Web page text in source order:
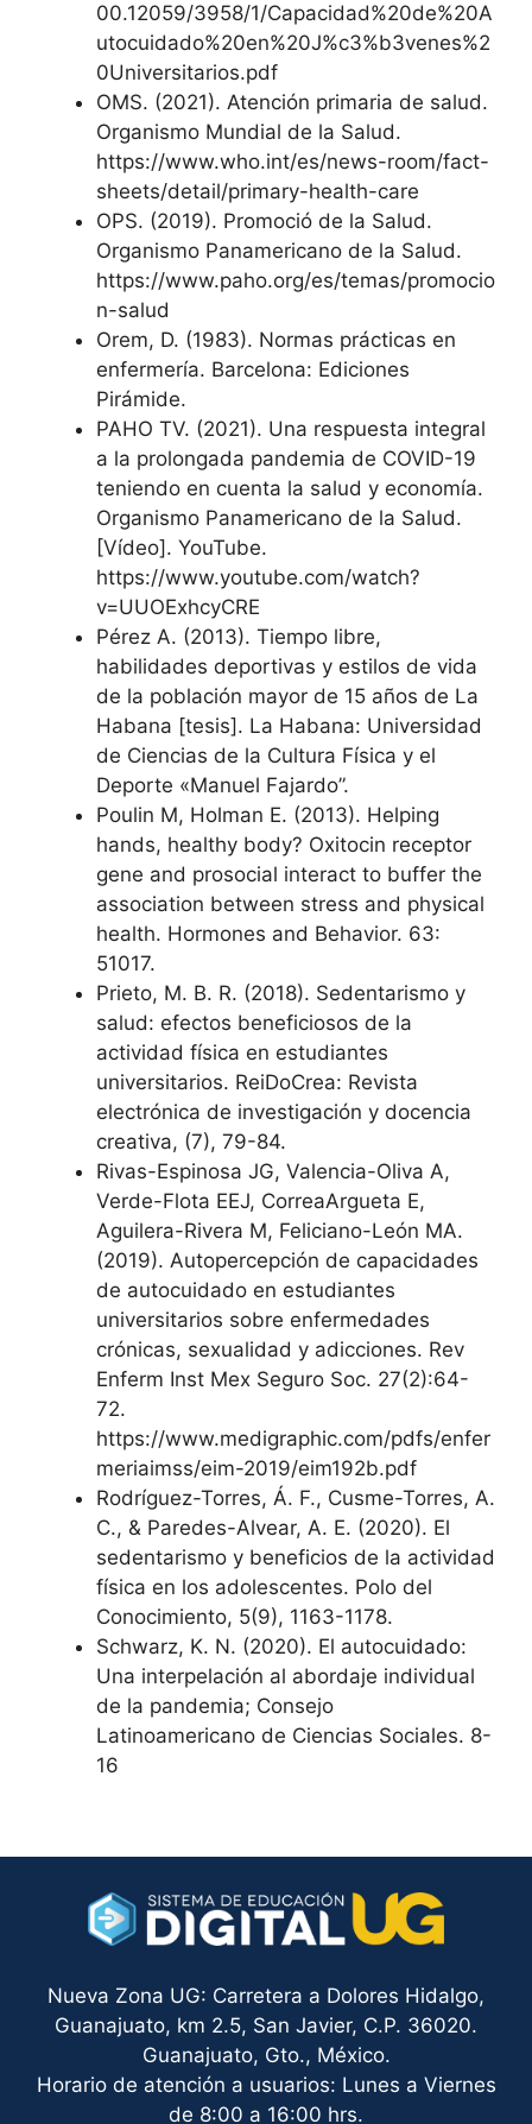
00.12059/3958/1/Capacidad%20de%20A
utocuidado%20en%20J%c3%b3venes%2
0Universitarios.pdf
OMS. (2021). Atención primaria de salud.
Organismo Mundial de la Salud.
https://www.who.int/es/news-room/fact-
sheets/detail/primary-health-care
OPS. (2019). Promoció de la Salud.
Organismo Panamericano de la Salud.
https://www.paho.org/es/temas/promocio
n-salud
Orem, D. (1983). Normas prácticas en
enfermería. Barcelona: Ediciones
Pirámide.
PAHO TV. (2021). Una respuesta integral
a la prolongada pandemia de COVID-19
teniendo en cuenta la salud y economía.
Organismo Panamericano de la Salud.
[Vídeo]. YouTube.
https://www.youtube.com/watch?
v=UUOExhcyCRE
Pérez A. (2013). Tiempo libre,
habilidades deportivas y estilos de vida
de la población mayor de 15 años de La
Habana [tesis]. La Habana: Universidad
de Ciencias de la Cultura Física y el
Deporte «Manuel Fajardo”.
Poulin M, Holman E. (2013). Helping
hands, healthy body? Oxitocin receptor
gene and prosocial interact to buffer the
association between stress and physical
health. Hormones and Behavior. 63:
51017.
Prieto, M. B. R. (2018). Sedentarismo y
salud: efectos beneficiosos de la
actividad física en estudiantes
universitarios. ReiDoCrea: Revista
electrónica de investigación y docencia
creativa, (7), 79-84.
Rivas-Espinosa JG, Valencia-Oliva A,
Verde-Flota EEJ, CorreaArgueta E,
Aguilera-Rivera M, Feliciano-León MA.
(2019). Autopercepción de capacidades
de autocuidado en estudiantes
universitarios sobre enfermedades
crónicas, sexualidad y adicciones. Rev
Enferm Inst Mex Seguro Soc. 27(2):64-
72.
https://www.medigraphic.com/pdfs/enfer
meriaimss/eim-2019/eim192b.pdf
Rodríguez-Torres, Á. F., Cusme-Torres, A.
C., & Paredes-Alvear, A. E. (2020). El
sedentarismo y beneficios de la actividad
física en los adolescentes. Polo del
Conocimiento, 5(9), 1163-1178.
Schwarz, K. N. (2020). El autocuidado:
Una interpelación al abordaje individual
de la pandemia; Consejo
Latinoamericano de Ciencias Sociales. 8-
16
Nueva Zona UG: Carretera a Dolores Hidalgo,
Guanajuato, km 2.5, San Javier, C.P. 36020.
Guanajuato, Gto., México.
Horario de atención a usuarios: Lunes a Viernes
de 8:00 a 16:00 hrs.